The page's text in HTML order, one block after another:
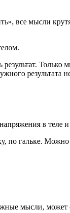
все мысли
Только
результата
в теле
по гальке.
мысли,